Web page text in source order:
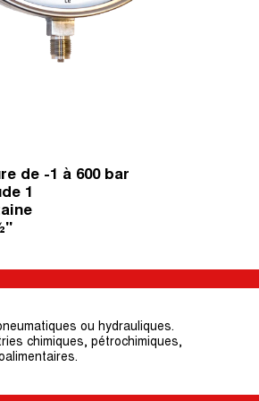
de -1 à 600 bar
1
ou hydrauliques.
chimiques, pétrochimiques,